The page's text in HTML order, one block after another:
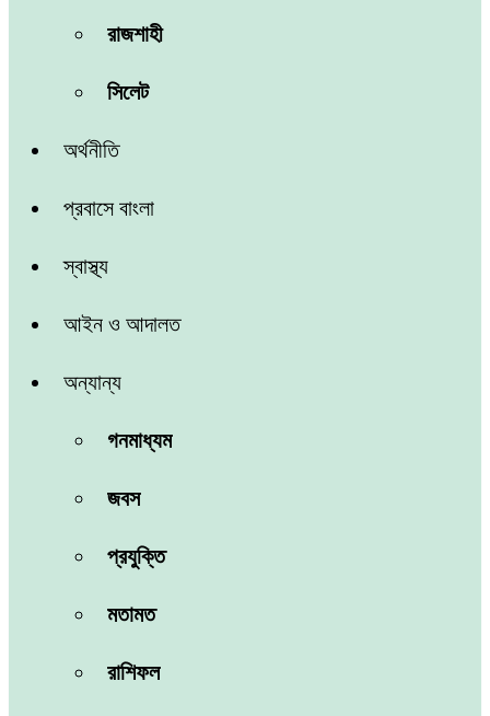
রাজশাহী
সিলেট
অর্থনীতি
প্রবাসে বাংলা
স্বাস্থ্য
আইন ও আদালত
অন্যান্য
গনমাধ্যম
জবস
প্রযুক্তি
মতামত
রাশিফল